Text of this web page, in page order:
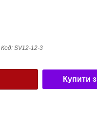
Код: SV12-12-3
Купити з